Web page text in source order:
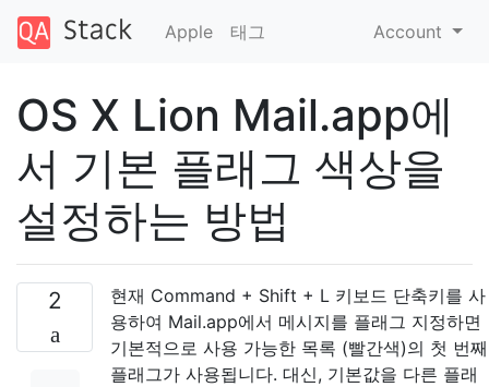
Apple 태그 Account
OS X Lion Mail.app에
서 기본 플래그 색상을
설정하는 방법
2
현재 Command + Shift + L 키보드 단축키를 사
용하여 Mail.app에서 메시지를 플래그 지정하면
기본적으로 사용 가능한 목록 (빨간색)의 첫 번째
플래그가 사용됩니다. 대신, 기본값을 다른 플래